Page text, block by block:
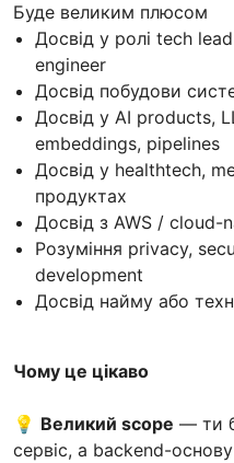
Буде великим плюсом
Досвід у ролі tech
engineer
Досвід побудови
Досвід у AI products,
embeddings, pipelines
Досвід у healthtech,
продуктах
Досвід з AWS / cloud-
Розуміння privacy,
development
Досвід найму або
Чому це цікаво
💡 Великий scope — ти
сервіс, а backend-